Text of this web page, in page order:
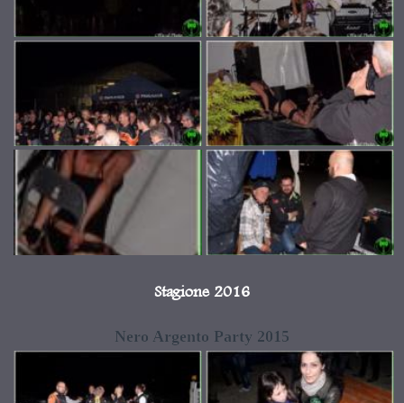
Stagione 2016
Nero Argento Party 2015